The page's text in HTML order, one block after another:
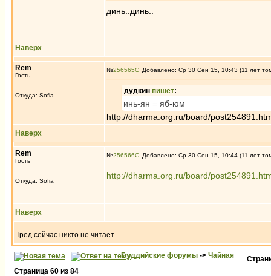
динь..динь..
Наверх
Rem
Гость
Откуда: Sofia
№256565 Добавлено: Ср 30 Сен 15, 10:43 (11 лет
дудкин пишет:
инь-ян = яб-юм
http://dharma.org.ru/board/
Наверх
Rem
Гость
Откуда: Sofia
№256566 Добавлено: Ср 30 Сен 15, 10:44 (11 лет
http://dharma.org.ru/board/
Наверх
Тред сейчас никто не читает.
Буддийские форумы -> Чайная
Страница 60 из 84